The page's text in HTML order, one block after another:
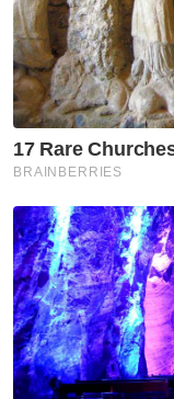
Muat turun
Remaja
Bukit Broga
Meninggal Dunia
Jatuh Gaung